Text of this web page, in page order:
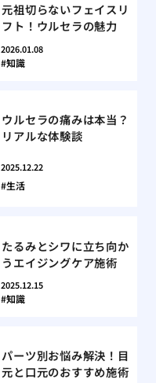
元祖切らないフェイスリ
フト！ウルセラの魅力
2026.01.08
知識
ウルセラの痛みは本当？
リアルな体験談
2025.12.22
生活
たるみとシワに立ち向か
うエイジングケア施術
2025.12.15
知識
パーツ別お悩み解決！目
元と口元のおすすめ施術